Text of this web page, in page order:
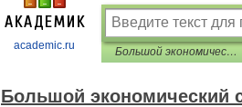
academic.ru Большой экономический словарь
Большой экономический